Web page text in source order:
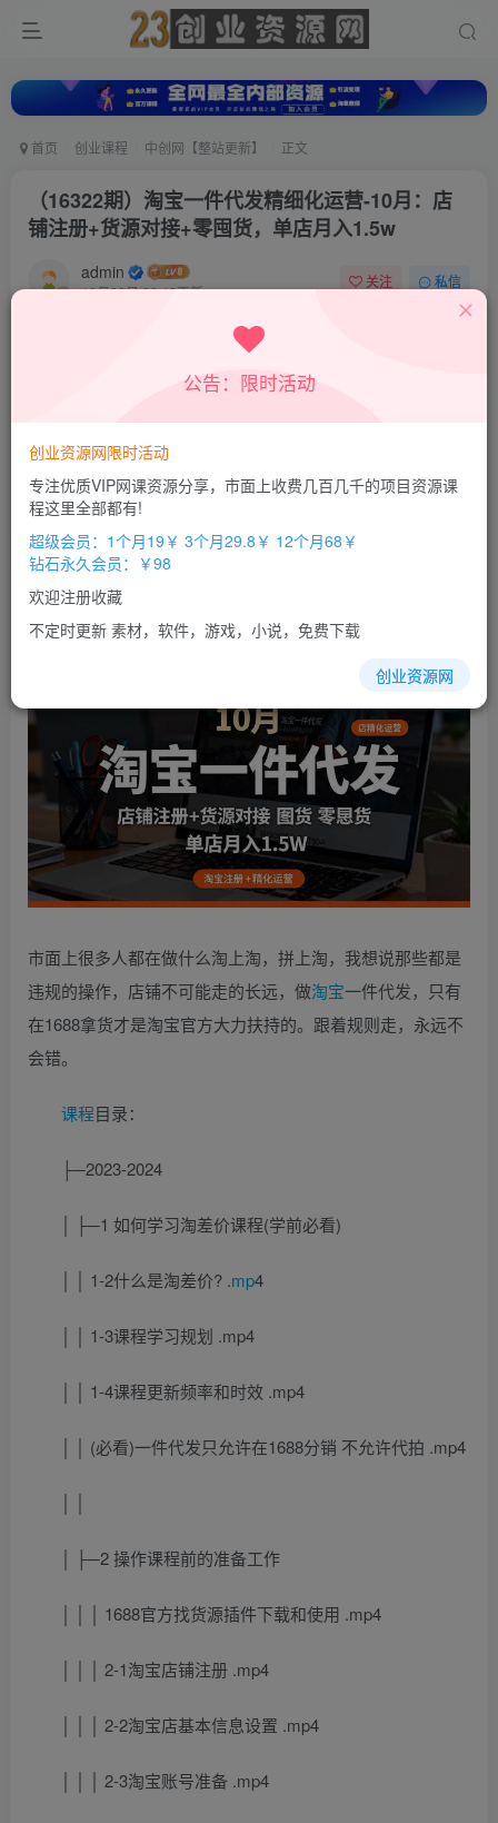
首页 创业课程 中创网【整站更新】 正文
（16322期）淘宝一件代发精细化运营-10月：店
铺注册+货源对接+零囤货，单店月入1.5w
admin
10月20日 22:42更新
关注 私信
超级会员
立即购买
您当前未登录！建议登陆后购买，办理会员包月更省钱，可保存购
市面上很多人都在做什么淘上淘，拼上淘，我想说那些都是
违规的操作，店铺不可能走的长远，做淘宝一件代发，只有
在1688拿货才是淘宝官方大力扶持的。跟着规则走，永远不
会错。
课程目录：
├─2023-2024
│ ├─1 如何学习淘差价课程(学前必看)
│ │ 1-2什么是淘差价? .mp4
│ │ 1-3课程学习规划 .mp4
│ │ 1-4课程更新频率和时效 .mp4
│ │ (必看)一件代发只允许在1688分销 不允许代拍 .mp4
│ ├─2 操作课程前的准备工作
│ │ │ 1688官方找货源插件下载和使用 .mp4
│ │ │ 2-1淘宝店铺注册 .mp4
│ │ │ 2-2淘宝店基本信息设置 .mp4
│ │ │ 2-3淘宝账号准备 .mp4
公告：限时活动
创业资源网限时活动
专注优质VIP网课资源分享，市面上收费几百几千的项目资源课
程这里全部都有!
超级会员：1个月19￥ 3个月29.8￥ 12个月68￥
钻石永久会员：￥98
欢迎注册收藏
不定时更新 素材，软件，游戏，小说，免费下载
创业资源网